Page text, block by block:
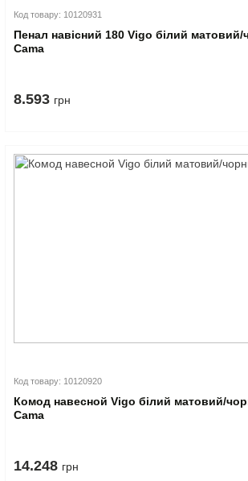
Код товару: 10120931
Пенал навісний 180 Vigo білий матовий/
Cama
8.593 грн
Код товару: 10120920
Комод навесной Vigo білий матовий/
Cama
14.248 грн